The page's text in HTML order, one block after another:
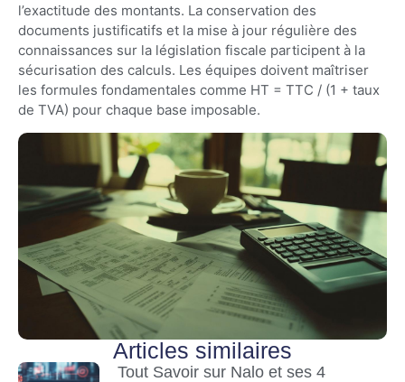
l’exactitude des montants. La conservation des
documents justificatifs et la mise à jour régulière des
connaissances sur la législation fiscale participent à la
sécurisation des calculs. Les équipes doivent maîtriser
les formules fondamentales comme HT = TTC / (1 + taux
de TVA) pour chaque base imposable.
Articles similaires
Tout Savoir sur Nalo et ses 4